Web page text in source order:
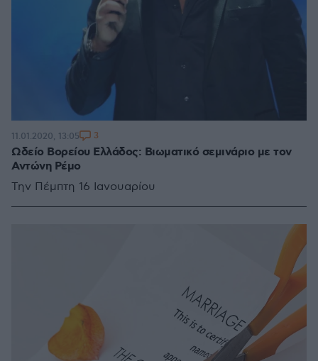
Ωδείο Βορείου Ελλάδος: Βιωματικό σεμινάριο με τον
Αντώνη Ρέμο
Την Πέμπτη 16 Ιανουαρίου
11.01.2020, 13:05 3